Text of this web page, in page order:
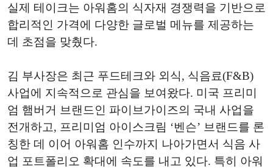
실제 테이크는 아워홈의 식자재 경쟁력을 기반으로
합리적인 가격에 다양한 글로벌 메뉴를 제공하는
데 초점을 맞췄다.
김 부사장은 최근 푸드테크와 외식, 식음료(F&B)
사업에 지속적으로 관심을 보여왔다. 미국 프리미
엄 햄버거 브랜드인 파이브가이즈의 국내 사업을
전개하고, 프리미엄 아이스크림 ‘벤슨’ 브랜드를 론
칭한 데 이어 아워홈 인수까지 나아가면서 식음 사
업 포트폴리오 확대에 속도를 내고 있다. 특히 아워